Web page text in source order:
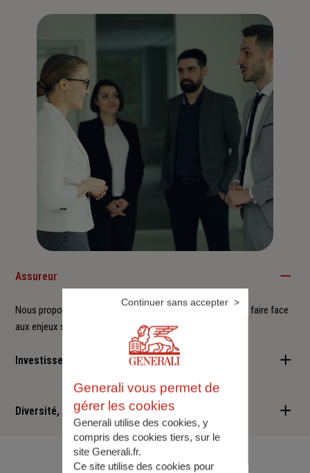
Assureur
Nous proposons à nos clients des solutions durables pour faire face
aux enjeux sociétaux et environnementaux.
Investisseur responsable
Nous sommes convaincus qu'il est possible d'allier performance
financière et retombées positives : cette vision est au cœur des
services que nous vous proposons.
Diversité, Equité, Inclusion
Nous faisons de la diversité, de l'équité et de l'inclusion un
engagement quotidien.
Generali vous permet de
gérer les cookies
Generali utilise des cookies, y
compris des cookies tiers, sur le
site Generali.fr.
Ce site utilise des cookies pour
Continuer sans accepter